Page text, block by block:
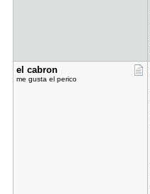
el cabron
me gusta el perico